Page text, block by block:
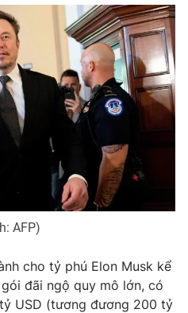
AFP)
cho tỷ phú Elon Musk kể
đãi ngộ quy mô lớn, có
USD (tương đương 200 tỷ